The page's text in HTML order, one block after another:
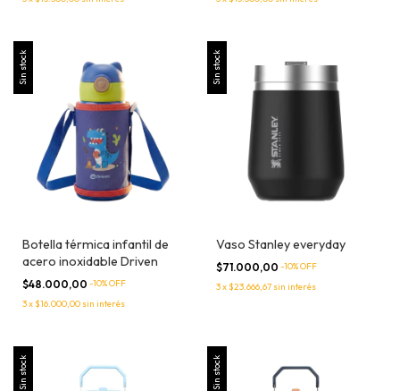
Sin stock
Botella térmica infantil de
acero inoxidable Driven
$48.000,00 -10% OFF
3x$16.000,00 sin interés
Sin stock
Vaso Stanley everyday
$71.000,00 -10% OFF
3x$23.666,67 sin interés
Sin stock Sin stock